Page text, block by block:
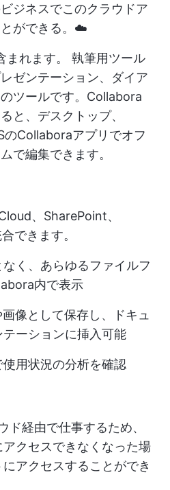
ジネスでこのクラウドア
とができる。☁️
れます。 執筆用ツール
ゼンテーション、ダイア
ツールです。Collabora
と、デスクトップ、
Collaboraアプリでオフ
で編集できます。
、SharePoint、
できます。
く、あらゆるファイルフ
内で表示
像として保存し、ドキュ
テーションに挿入可能
用状況の分析を確認
ド経由で仕事するため、
クセスできなくなった場
アクセスすることができ